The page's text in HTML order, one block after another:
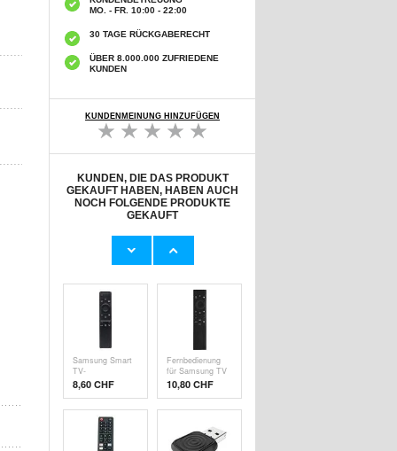
MO. - FR. 10:00 - 22:00
30 TAGE RÜCKGABERECHT
ÜBER 8.000.000 ZUFRIEDENE
KUNDEN
KUNDENMEINUNG HINZUFÜGEN
KUNDEN, DIE DAS PRODUKT
GEKAUFT HABEN, HABEN AUCH
NOCH FOLGENDE PRODUKTE
GEKAUFT
Ersatzfernbedienung
BN59-01380A -
Liquid Glass
Nano-
Bildschirmschutz
fingerabdruckfreundlich
7,50 CHF
Samsung Smart
TV-
Fernbedienung -
Äquivalent zu
BN59-
01312A/B/F
8,60 CHF
Fernbedienung
für Samsung TV
- Äquivalent zu
BN59-01385A
10,80 CHF